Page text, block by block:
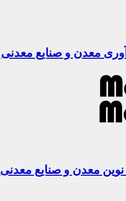
معدن و صنایع معدنی
معدن و صنایع معدنی